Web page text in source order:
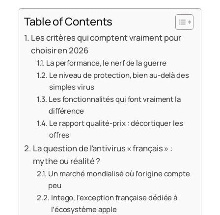
Table of Contents
Les critères qui comptent vraiment pour
choisir en 2026
La performance, le nerf de la guerre
Le niveau de protection, bien au-delà des
simples virus
Les fonctionnalités qui font vraiment la
différence
Le rapport qualité-prix : décortiquer les
offres
La question de l’antivirus « français » :
mythe ou réalité ?
Un marché mondialisé où l’origine compte
peu
Intego, l’exception française dédiée à
l’écosystème apple